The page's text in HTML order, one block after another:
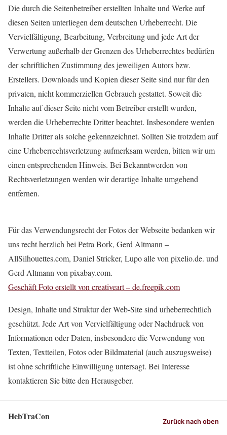
Die durch die Seitenbetreiber erstellten Inhalte und Werke auf
diesen Seiten unterliegen dem deutschen Urheberrecht. Die
Vervielfältigung, Bearbeitung, Verbreitung und jede Art der
Verwertung außerhalb der Grenzen des Urheberrechtes bedürfen
der schriftlichen Zustimmung des jeweiligen Autors bzw.
Erstellers. Downloads und Kopien dieser Seite sind nur für den
privaten, nicht kommerziellen Gebrauch gestattet. Soweit die
Inhalte auf dieser Seite nicht vom Betreiber erstellt wurden,
werden die Urheberrechte Dritter beachtet. Insbesondere werden
Inhalte Dritter als solche gekennzeichnet. Sollten Sie trotzdem auf
eine Urheberrechtsverletzung aufmerksam werden, bitten wir um
einen entsprechenden Hinweis. Bei Bekanntwerden von
Rechtsverletzungen werden wir derartige Inhalte umgehend
entfernen.
Für das Verwendungsrecht der Fotos der Webseite bedanken wir
uns recht herzlich bei Petra Bork, Gerd Altmann –
AllSilhouettes.com, Daniel Stricker, Lupo alle von pixelio.de. und
Gerd Altmann von pixabay.com.
Geschäft Foto erstellt von creativeart – de.freepik.com
Design, Inhalte und Struktur der Web-Site sind urheberrechtlich
geschützt. Jede Art von Vervielfältigung oder Nachdruck von
Informationen oder Daten, insbesondere die Verwendung von
Texten, Textteilen, Fotos oder Bildmaterial (auch auszugsweise)
ist ohne schriftliche Einwilligung untersagt. Bei Interesse
kontaktieren Sie bitte den Herausgeber.
HebTraCon Zurück nach oben